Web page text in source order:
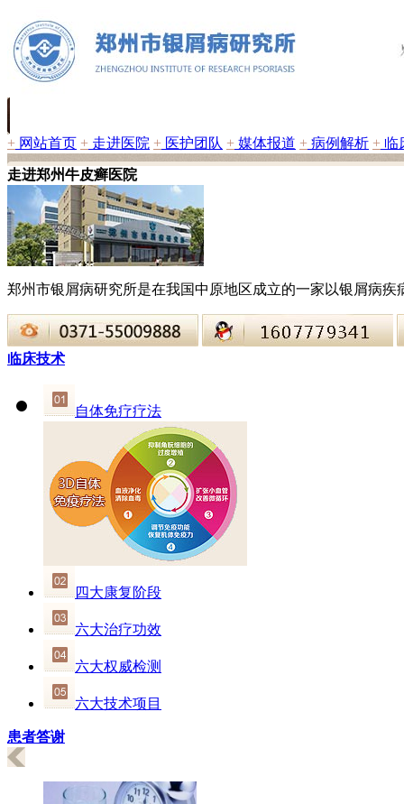
+ 网站首页 + 走进医院 + 医护团队 + 媒体报道 + 病例解析 + 临
走进郑州牛皮癣医院
郑州市银屑病研究所是在我国中原地区成立的一家以银屑病疾
临床技术
自体免疗疗法
四大康复阶段
六大治疗功效
六大权威检测
六大技术项目
患者答谢